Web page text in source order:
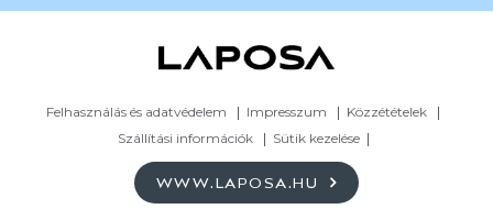
Felhasználás és adatvédelem Impresszum
Közzétételek
Szállítási információk
Sütik kezelése
WWW.LAPOSA.HU